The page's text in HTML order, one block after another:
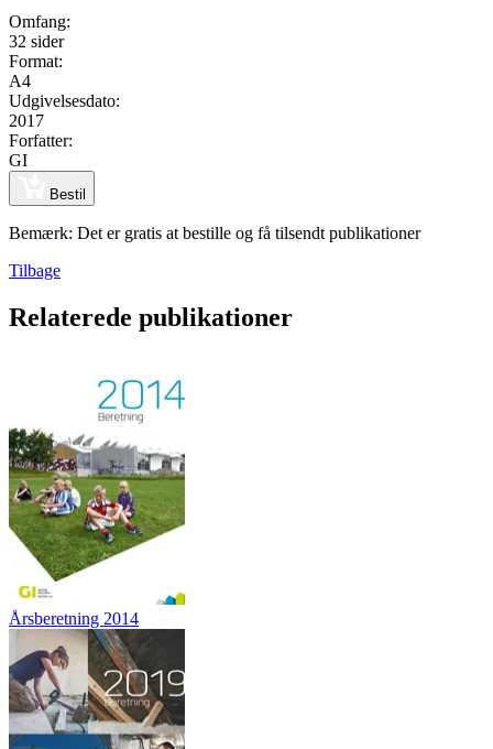
Omfang:
32 sider
Format:
A4
Udgivelsesdato:
2017
Forfatter:
GI
Bestil
Bemærk: Det er gratis at bestille og få tilsendt publikationer
Tilbage
Relaterede publikationer
Årsberetning 2014